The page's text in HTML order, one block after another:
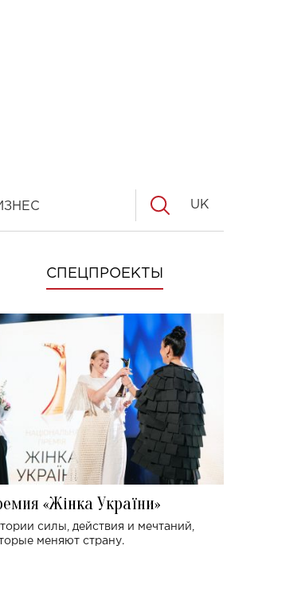
UK
СПЕЦПРОЕКТЫ
«Жінка України»
силы, действия и мечтаний,
меняют страну.